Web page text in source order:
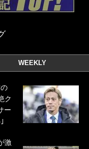
WEEKLY
ク
ー
激